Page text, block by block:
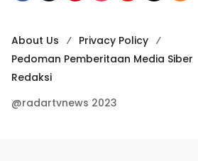
About Us
Privacy Policy
Pedoman Pemberitaan Media Siber
Redaksi
@radartvnews 2023